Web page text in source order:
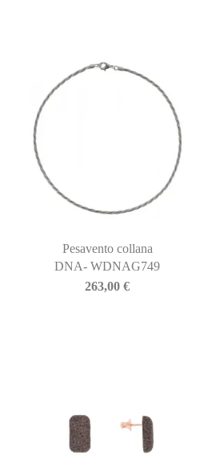
Pesavento collana
DNA- WDNAG749
263,00€